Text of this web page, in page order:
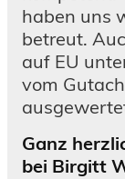
haben uns
betreut.
auf EU
vom
Ganz
bei Birgitt